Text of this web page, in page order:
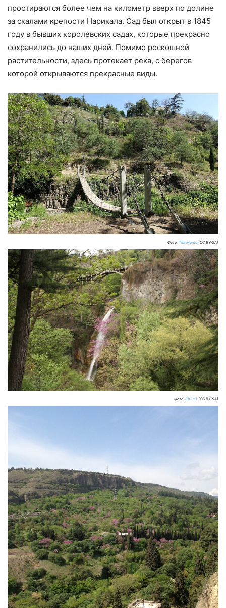
простираются более чем на километр вверх по долине
за скалами крепости Нарикала. Сад был открыт в 1845
году в бывших королевских садах, которые прекрасно
сохранились до наших дней. Помимо роскошной
растительности, здесь протекает река, с берегов
которой открываются прекрасные виды.
Фото: Tiia Monto (CC BY-SA)
Фото: Sb2s3 (CC BY-SA)